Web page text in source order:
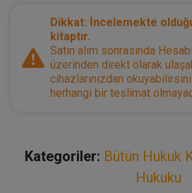
Dikkat: İncelemekte
kitaptır.
Satın alım sonrasında
üzerinden direkt olarak
cihazlarınızdan
herhangi bir teslimat
Kategoriler: Bütün Hukuk
Hukuku